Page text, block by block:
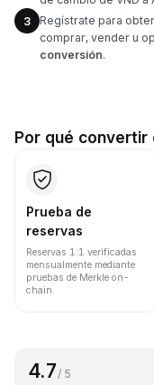
3
Regístrate para
comprar, vender u
conversión.
Por qué convertir
Prueba de
reservas
Reservas 1:1 verificadas
mensualmente mediante
pruebas de Merkle on-
chain.
4.7 / 5